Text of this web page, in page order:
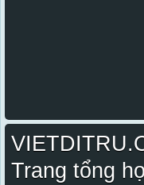
Trang tổng